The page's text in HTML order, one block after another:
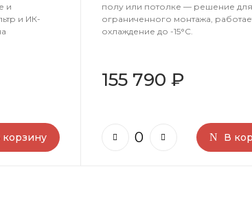
и
и ИК-
корзину
полу или потолке — решение для
ограниченного монтажа,
охлаждение до -15°C.
155 790 ₽
В